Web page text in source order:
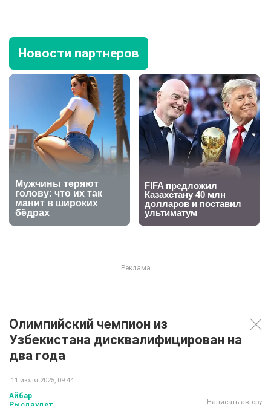
Новости партнеров
Олимпийский чемпион из
Узбекистана дисквалифицирован на
два года
11 июля 2025, 09:44
Айбар
Написать автору